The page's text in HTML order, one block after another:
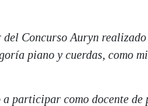
del Concurso Auryn realizado
piano y cuerdas, como
participar como docente de